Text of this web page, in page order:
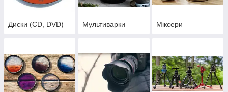
Диски (CD, DVD) Мультиварки Міксери